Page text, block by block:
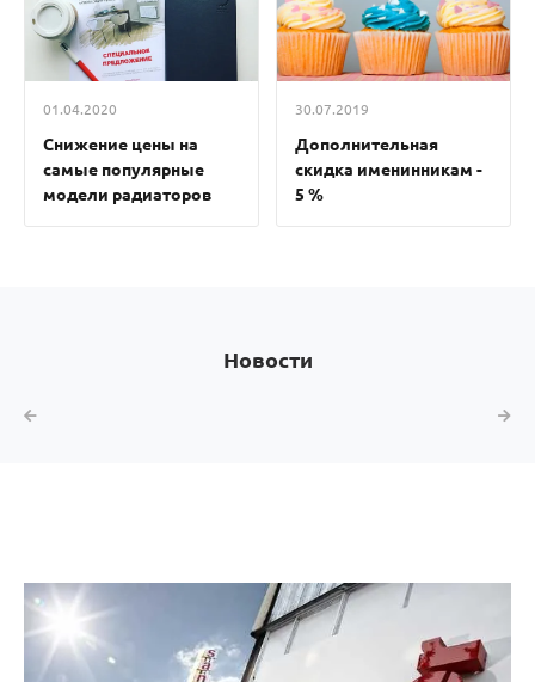
01.04.2020
Снижение цены на
самые популярные
модели радиаторов
30.07.2019
Дополнительная
скидка именинникам -
5 %
Новости